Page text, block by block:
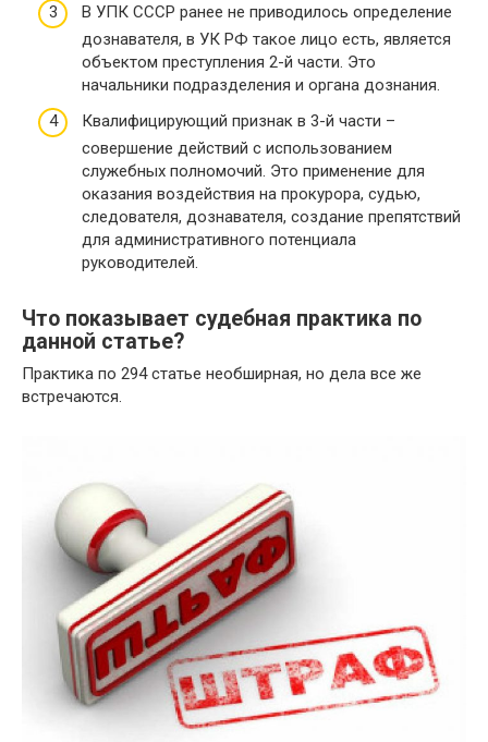
В УПК СССР ранее не приводилось определение
дознавателя, в УК РФ такое лицо есть, является
объектом преступления 2-й части. Это
начальники подразделения и органа дознания.
Квалифицирующий признак в 3-й части –
совершение действий с использованием
служебных полномочий. Это применение для
оказания воздействия на прокурора, судью,
следователя, дознавателя, создание препятствий
для административного потенциала
руководителей.
Что показывает судебная практика по
данной статье?
Практика по 294 статье необширная, но дела все же
встречаются.